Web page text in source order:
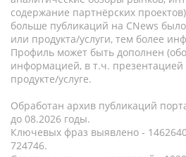
содержание партнёрских
больше публикаций на CNews
или продукта/услуги, тем более
Профиль может быть дополнен
информацией, в т.ч.
продукте/услуге.
Обработан архив публикаций
до 08.2026 годы.
Ключевых фраз выявлено -
724746.